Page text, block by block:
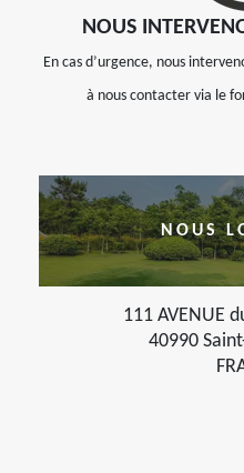
NOUS
En cas d’urgence, nous
à nous contacter via le
NOUS
111 AVENUE
40990